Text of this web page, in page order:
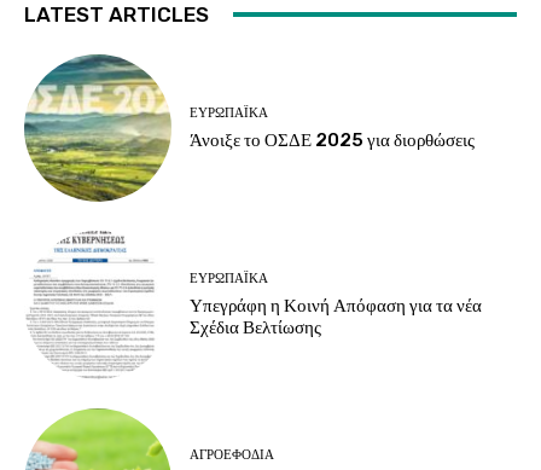
LATEST ARTICLES
ΕΥΡΩΠΑΪΚΆ
Άνοιξε το ΟΣΔΕ 2025 για διορθώσεις
ΕΥΡΩΠΑΪΚΆ
Υπεγράφη η Κοινή Απόφαση για τα νέα
Σχέδια Βελτίωσης
ΑΓΡΟΕΦΌΔΙΑ